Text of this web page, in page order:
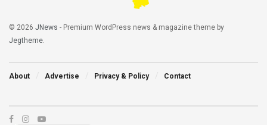
© 2026 JNews - Premium WordPress news & magazine theme by
Jegtheme
About Advertise Privacy & Policy Contact